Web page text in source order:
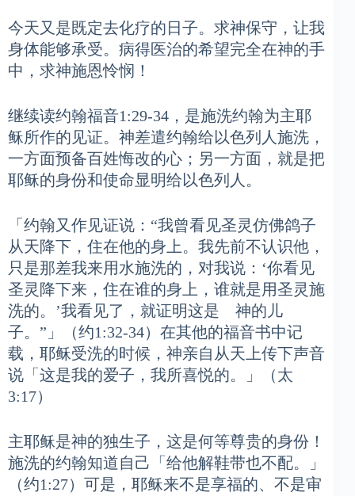
今天又是既定去化疗的日子。求神保守，让我
身体能够承受。病得医治的希望完全在神的手
中，求神施恩怜悯！
继续读约翰福音1:29-34，是施洗约翰为主耶
稣所作的见证。神差遣约翰给以色列人施洗，
一方面预备百姓悔改的心；另一方面，就是把
耶稣的身份和使命显明给以色列人。
「约翰又作见证说：“我曾看见圣灵仿佛鸽子
从天降下，住在他的身上。我先前不认识他，
只是那差我来用水施洗的，对我说：‘你看见
圣灵降下来，住在谁的身上，谁就是用圣灵施
洗的。’我看见了，就证明这是 神的儿
子。”」（约1:32-34）在其他的福音书中记
载，耶稣受洗的时候，神亲自从天上传下声音
说「这是我的爱子，我所喜悦的。」（太
3:17）
主耶稣是神的独生子，这是何等尊贵的身份！
施洗的约翰知道自己「给他解鞋带也不配。」
（约1:27）可是，耶稣来不是享福的、不是审